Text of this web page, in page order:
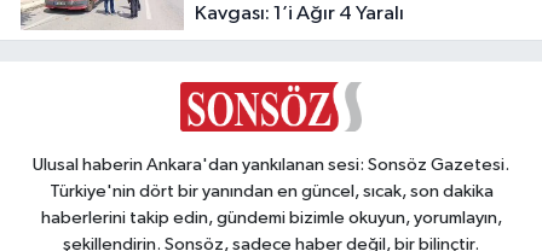
Kavgası: 1’i Ağır 4 Yaralı
Ulusal haberin Ankara'dan yankılanan sesi: Sonsöz Gazetesi.
Türkiye'nin dört bir yanından en güncel, sıcak, son dakika
haberlerini takip edin, gündemi bizimle okuyun, yorumlayın,
şekillendirin. Sonsöz, sadece haber değil, bir bilinçtir.